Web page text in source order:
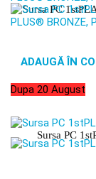
Sursa PC
ADAUGĂ ÎN
Dupa 20 August
Sursa PC